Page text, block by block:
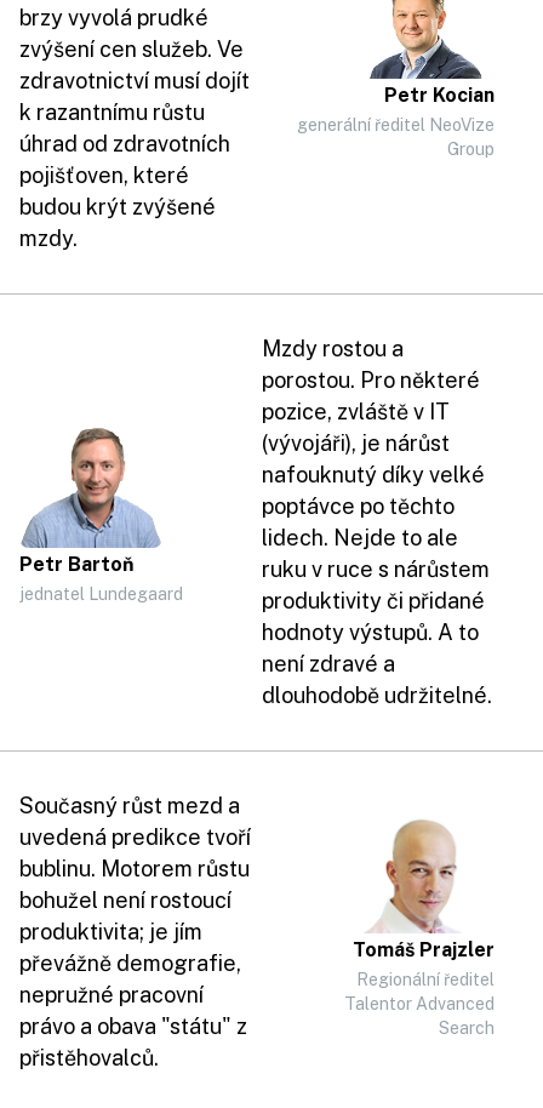
Petr Kocian
generální ředitel NeoVize
Group
brzy vyvolá prudké
zvýšení cen služeb. Ve
zdravotnictví musí dojít
k razantnímu růstu
úhrad od zdravotních
pojišťoven, které
budou krýt zvýšené
mzdy.
Petr Bartoň
jednatel Lundegaard
Mzdy rostou a
porostou. Pro některé
pozice, zvláště v IT
(vývojáři), je nárůst
nafouknutý díky velké
poptávce po těchto
lidech. Nejde to ale
ruku v ruce s nárůstem
produktivity či přidané
hodnoty výstupů. A to
není zdravé a
dlouhodobě udržitelné.
Tomáš Prajzler
Regionální ředitel
Talentor Advanced
Search
Současný růst mezd a
uvedená predikce tvoří
bublinu. Motorem růstu
bohužel není rostoucí
produktivita; je jím
převážně demografie,
nepružné pracovní
právo a obava "státu" z
přistěhovalců.